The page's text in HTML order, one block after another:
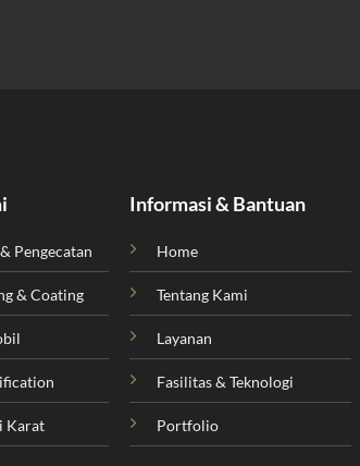
Pengecatan
& Coating
Karat
Informasi & Bantuan
Home
Tentang Kami
Layanan
Fasilitas & Teknologi
Portfolio